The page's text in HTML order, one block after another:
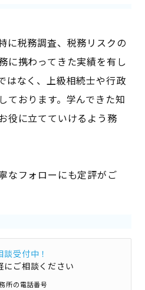
に税務調査、税務リスクの
に携わってきた実績を有し
はなく、上級相続士や行政
ております。学んできた知
役に立てていけるよう務
なフォローにも定評がご
談受付中！
にご相談ください
所の電話番号